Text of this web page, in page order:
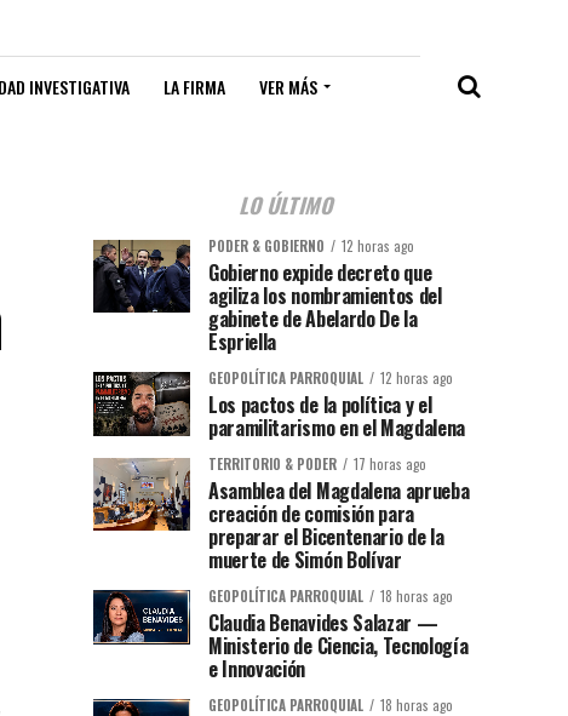
INVESTIGATIVA LA FIRMA VER MÁS
LO ÚLTIMO
PODER & GOBIERNO 12 horas ago
Gobierno expide decreto que
agiliza los nombramientos del
gabinete de Abelardo De la
Espriella
GEOPOLÍTICA PARROQUIAL 12 horas ago
Los pactos de la política y el
paramilitarismo en el Magdalena
TERRITORIO & PODER 17 horas ago
Asamblea del Magdalena aprueba
creación de comisión para
preparar el Bicentenario de la
muerte de Simón Bolívar
GEOPOLÍTICA PARROQUIAL 18 horas ago
Claudia Benavides Salazar —
Ministerio de Ciencia, Tecnología
e Innovación
GEOPOLÍTICA PARROQUIAL 18 horas ago